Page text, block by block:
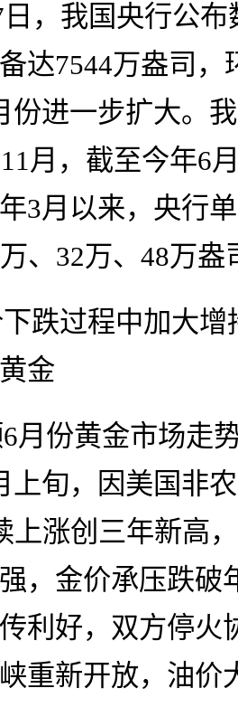
日，我国央行公
达7544万盎司
份进一步扩大。
月，截至今年6
3月以来，央行
、32万、48万
跌过程中加大
金
6月份黄金市场走
上旬，因美国非
上涨创三年新高
，金价承压跌破
利好，双方停火
重新开放，油价